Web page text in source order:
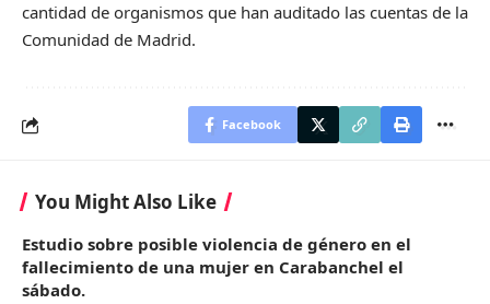
cantidad de organismos que han auditado las cuentas de la
Comunidad de Madrid.
Facebook
You Might Also Like
Estudio sobre posible violencia de género en el
fallecimiento de una mujer en Carabanchel el
sábado.